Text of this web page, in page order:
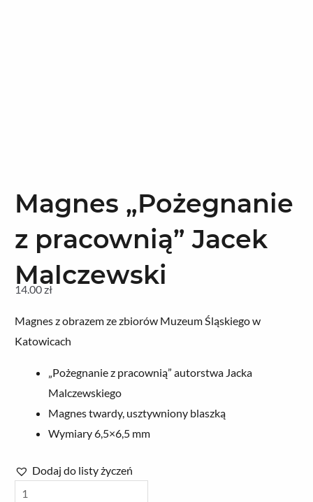
Magnes „Pożegnanie
z pracownią” Jacek
Malczewski
14.00zł
Magnes z obrazem ze zbiorów Muzeum Śląskiego w
Katowicach
„Pożegnanie z pracownią” autorstwa Jacka
Malczewskiego
Magnes twardy, usztywniony blaszką
Wymiary 6,5×6,5 mm
Dodaj do listy życzeń
ilość